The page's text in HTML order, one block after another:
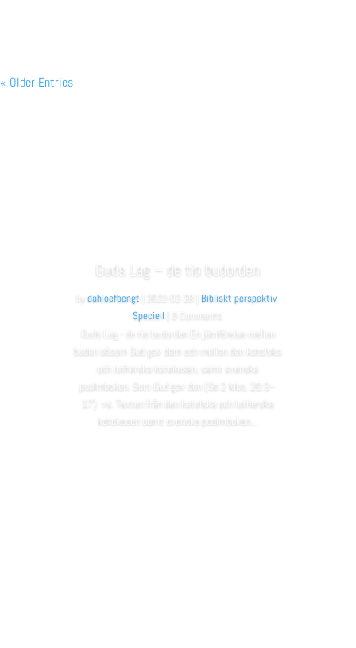
« Older Entries
Guds Lag – de tio budorden
bydahloefbengt 2022-02-28 Bibliskt perspektiv
Speciell | 0 Comments
Guds Lag - de tio budorden En jämförelse mellan
buden såsom Gud gav dem och mellan den katolska
och lutherska katekesen, samt svenska
psalmboken. Som Gud gav den (Se 2 Mos. 20:3–
17) vs. Texten från den katolska och lutherska
katekesen samt svenska psalmboken...